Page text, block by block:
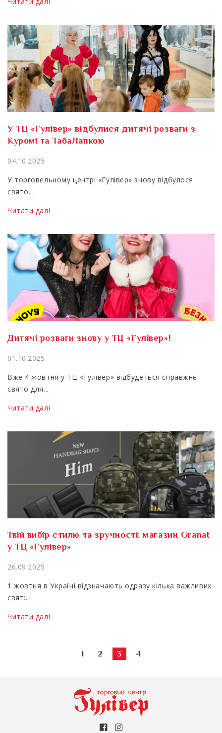
У ТЦ «Гулівер» відбулися дитячі розваги з
Куромі та ТабаЛапкою
04.10.2025
У торговельному центрі «Гулівер» знову відбулося
свято...
Читати далі
Дитячі розваги знову у ТЦ «Гулівер»!
01.10.2025
Вже 4 жовтня у ТЦ «Гулівер» відбудеться справжнє
свято для...
Читати далі
Твій вибір стилю та зручності: магазин Granat
у ТЦ «Гулівер»
26.09.2025
1 жовтня в Україні відзначають одразу кілька важливих
свят:...
Читати далі
1 2 3 4